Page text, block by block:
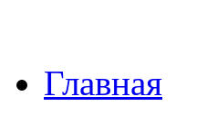
Главная